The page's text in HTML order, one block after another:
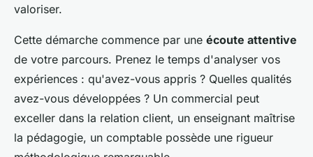
valoriser.
Cette démarche commence par une écoute attentive
de votre parcours. Prenez le temps d'analyser vos
expériences : qu'avez-vous appris ? Quelles qualités
avez-vous développées ? Un commercial peut
exceller dans la relation client, un enseignant maîtrise
la pédagogie, un comptable possède une rigueur